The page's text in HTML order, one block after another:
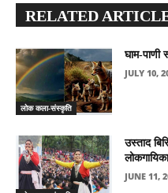
RELATED
लोक कला-संस्कृति
घाम-पाणी
JULY 10,
उस्ताद
JUNE 11,